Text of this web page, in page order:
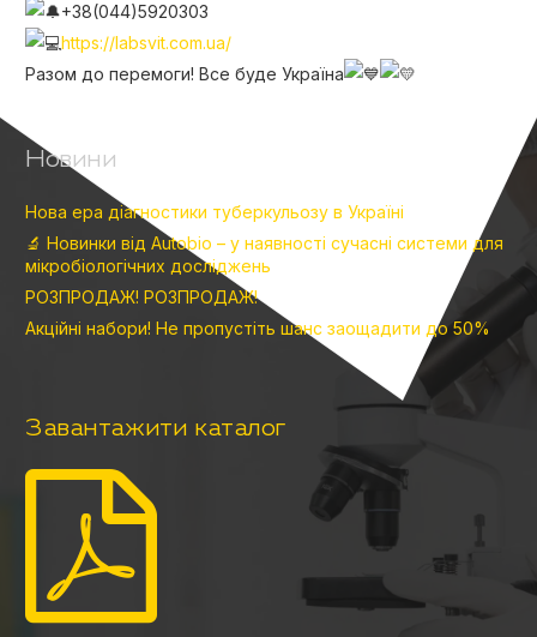
+38(044)5920303
https://labsvit.com.ua/
Разом до перемоги! Все буде Україна
Новини
Нова ера діагностики туберкульозу в Україні
🔬 Новинки від Autobio – у наявності сучасні системи для
мікробіологічних досліджень
РОЗПРОДАЖ! РОЗПРОДАЖ!
Акційні набори! Не пропустіть шанс заощадити до 50%
Завантажити каталог